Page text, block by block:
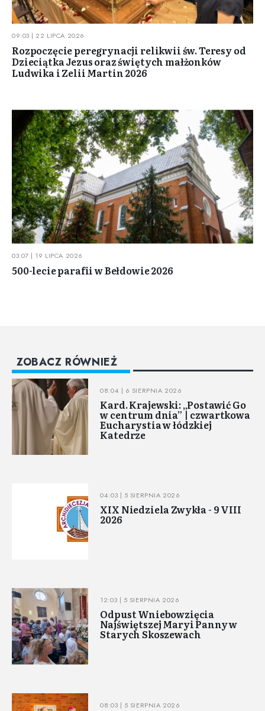
09:03 | 22 LIPCA 2026
Rozpoczęcie peregrynacji relikwii św. Teresy od
Dzieciątka Jezus oraz świętych małżonków
Ludwika i Zelii Martin 2026
03:07 | 19 LIPCA 2026
500-lecie parafii w Bełdowie 2026
ZOBACZ RÓWNIEŻ
08:04 | 6 SIERPNIA 2026
Kard. Krajewski: „Postawić Go
w centrum dnia” | czwartkowa
Eucharystia w łódzkiej
Katedrze
04:03 | 5 SIERPNIA 2026
XIX Niedziela Zwykła - 9 VIII
2026
12:03 | 5 SIERPNIA 2026
Odpust Wniebowzięcia
Najświętszej Maryi Panny w
Starych Skoszewach
08:03 | 5 SIERPNIA 2026